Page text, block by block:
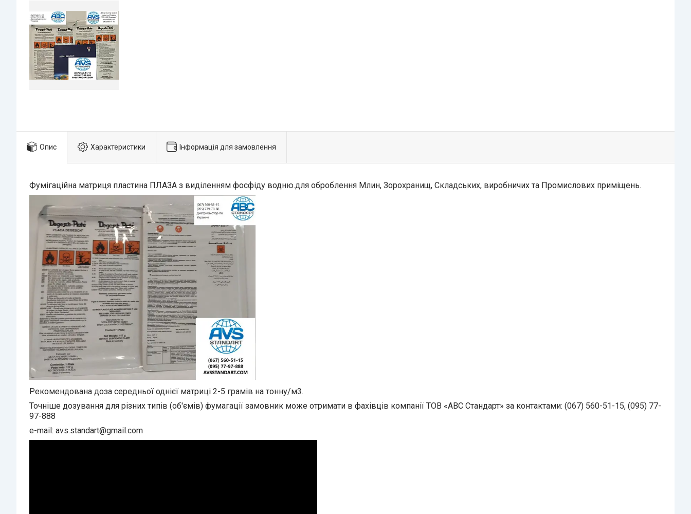
Опис Характеристики Інформація для замовлення
Фумігаційна матриця пластина ПЛАЗА з виділенням фосфіду водню.для оброблення Млин, Зорохранищ, Складських, виробничих та Промислових приміщень.
Рекомендована доза середньої однієї матриці 2-5 грамів на тонну/м3.
Точніше дозування для різних типів (об'ємів) фумагації замовник може отримати в фахівців компанії ТОВ «АВС Стандарт» за контактами: (067) 560-51-15, (095) 77-
97-888
e-mail: avs.standart@gmail.com